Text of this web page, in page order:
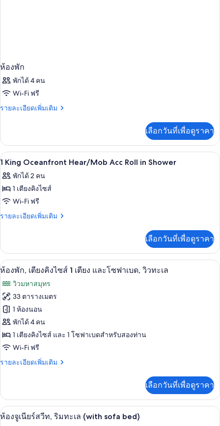
ห้องพัก
พักได้ 4 คน
Wi-Fi ฟรี
รายละเอียดเพิ่มเติม
ราย
เกี่ยว
กับ
ห้อง
เลือกวันที่เพื่อดูราคา
เปิด
ภาพถ่าย
ทั้งหมด
ของ
1
Hear/Mob
Acc
Roll
in
Shower
เครื่องนอนระดับพรีเมียม, ผ้านวมขนเ
7
1 King Oceanfront Hear/Mob Acc Roll in Shower
พักได้ 2 คน
1 เตียงคิงไซส์
Wi-Fi ฟรี
รายละเอียดเพิ่มเติม
ราย
เกี่ยว
กับ
1
Oceanfront
Hear/Mob
Acc
Roll
in
Shower
เลือกวันที่เพื่อดูราคา
เปิด
ภาพถ่าย
ทั้งหมด
ของ
ห้อง
พัก,
เตียง
คิง
1
เตียง
และ
ห้องพัก, เตียงคิงไซส์ 1 เตียง และโซฟ
13
ห้องพัก, เตียงคิงไซส์ 1 เตียง และโซฟาเบด, วิวทะเล
วิวมหาสมุทร
33 ตารางเมตร
1 ห้องนอน
พักได้ 4 คน
1 เตียงคิงไซส์ และ 1 โซฟาเบดสำหรับสองท่าน
Wi-Fi ฟรี
รายละเอียดเพิ่มเติม
ราย
เกี่ยว
กับ
ห้อง
เลือกวันที่เพื่อดูราคา
เปิด
เครื่องนอนระดับพรีเมียม, ผ้านวมขนเ
12
ห้องจูเนียร์สวีท, ริมทะเล (with sofa bed)